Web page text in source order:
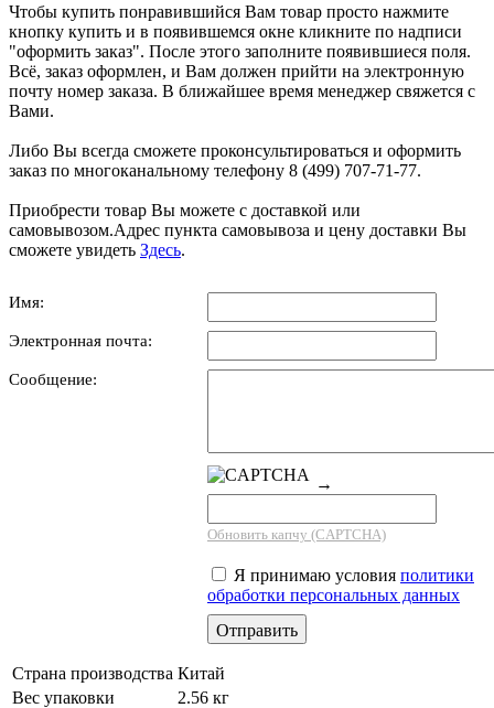
Чтобы купить понравившийся Вам товар просто нажмите
кнопку купить и в появившемся окне кликните по надписи
"оформить заказ". После этого заполните появившиеся поля.
Всё, заказ оформлен, и Вам должен прийти на электронную
почту номер заказа. В ближайшее время менеджер свяжется с
Вами.
Либо Вы всегда сможете проконсультироваться и оформить
заказ по многоканальному телефону 8 (499) 707-71-77.
Приобрести товар Вы можете с доставкой или
самовывозом.Адрес пункта самовывоза и цену доставки Вы
сможете увидеть Здесь.
Имя:
Электронная почта:
Сообщение:
→
Обновить капчу (CAPTCHA)
Я принимаю условия политики
обработки персональных данных
Страна производства Китай
Вес упаковки
2.56 кг